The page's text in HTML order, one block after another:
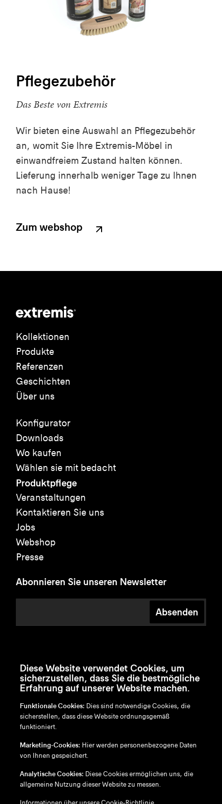
Pflegezubehör
Das Beste von Extremis
Wir bieten eine Auswahl an Pflegezubehör
an, womit Sie Ihre Extremis-Möbel in
einwandfreiem Zustand halten können.
Lieferung innerhalb weniger Tage zu Ihnen
nach Hause!
Zum webshop
Kollektionen
Produkte
Referenzen
Geschichten
Über uns
Konfigurator
Downloads
Wo kaufen
Wählen sie mit bedacht
Produktpflege
Veranstaltungen
Kontaktieren Sie uns
Jobs
Webshop
Presse
Abonnieren Sie unseren Newsletter
Absenden
en/nl/fr/de
Disclaimer
Cookie-Richtlinie
Diese Website verwendet Cookies, um
sicherzustellen, dass Sie die bestmögliche
Erfahrung auf unserer Website machen.
Funktionale Cookies: Dies sind notwendige Cookies, die
sicherstellen, dass diese Website ordnungsgemäß
funktioniert.
Marketing-Cookies: Hier werden personenbezogene Daten
von Ihnen gespeichert.
Analytische Cookies: Diese Cookies ermöglichen uns, die
allgemeine Nutzung dieser Website zu messen.